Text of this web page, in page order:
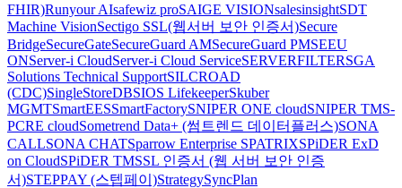
FHIR)Runyour AIsafewiz proSAIGE VISIONsalesinsightSDT
Machine VisionSectigo SSL(웹서버 보안 인증서)Secure
BridgeSecureGateSecureGuard AMSecureGuard PMSEEU
ONServer-i CloudServer-i Cloud ServiceSERVERFILTERSGA
Solutions Technical SupportSILCROAD
(CDC)SingleStoreDBSIOS LifekeeperSkuber
MGMTSmartEESSmartFactorySNIPER ONE cloudSNIPER TMS-
PCRE cloudSometrend Data+ (썸트렌드 데이터플러스)SONA
CALLSONA CHATSparrow Enterprise SPATRIXSPiDER ExD
on CloudSPiDER TMSSL 인증서 (웹 서버 보안 인증
서)STEPPAY (스텝페이)StrategySyncPlan